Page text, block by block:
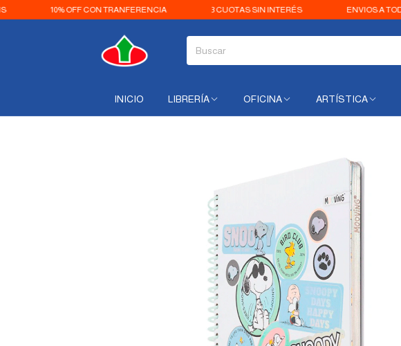
10% OFF CON TRANFERENCIA 3 CUOTAS SIN INTERÉS ENVIOS A TODO EL PAIS
INICIO LIBRERÍA OFICINA ARTÍSTICA